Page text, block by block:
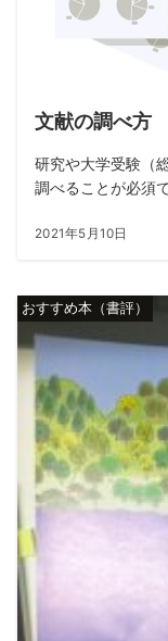
文献の調べ方
研究や大学受験（
調べることが必須
2021年5月10日
おすすめ本（書評）